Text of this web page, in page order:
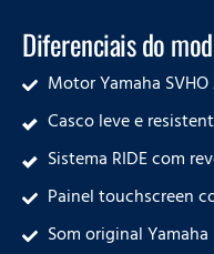
Diferenciais do
Motor Yamaha
Casco leve e
Sistema RIDE com
Painel touchscreen
Som original Yamaha